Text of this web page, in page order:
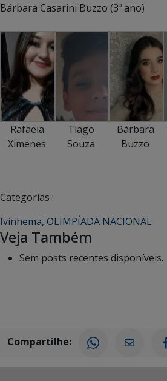
Bárbara Casarini Buzzo (3º ano)
Rafaela
Ximenes
Tiago
Souza
Bárbara
Buzzo
Categorias :
Ivinhema, OLIMPÍADA NACIONAL
Veja Também
Sem posts recentes disponíveis.
Compartilhe: